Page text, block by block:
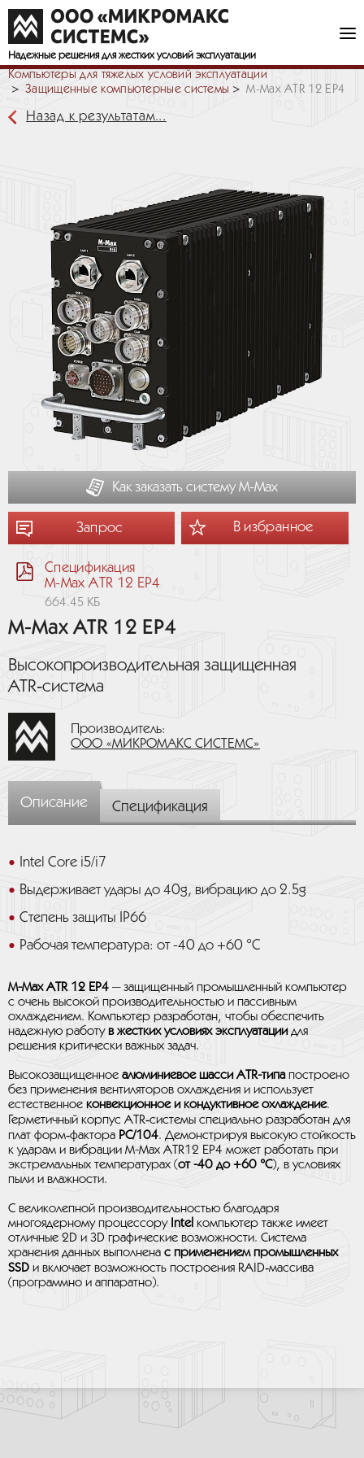
Надежные решения для жестких условий эксплуатации
Компьютеры для тяжелых условий эксплуатации
Защищенные компьютерные системы
M-Max ATR 12 EP4
Назад к результатам...
Как заказать систему М-Мах
Запрос В избранное
Спецификация
M-Max ATR 12 EP4
664.45 КБ
M-Max ATR 12 EP4
Высокопроизводительная защищенная
ATR‑система
Производитель:
ООО «МИКРОМАКС СИСТЕМС»
Описание Спецификация
Intel Core i5/i7
Выдерживает удары до 40g, вибрацию до 2.5g
Степень защиты IP66
Рабочая температура: от -40 до +60 °C
M-Max ATR 12 EP4 — защищенный промышленный компьютер
с очень высокой производительностью и пассивным
охлаждением. Компьютер разработан, чтобы обеспечить
надежную работу в жестких условиях эксплуатациидля
решения критически важных задач.
Высокозащищенное алюминиевое шасси ATR-типапостроено
без применения вентиляторов охлаждения и использует
естественное конвекционное и кондуктивное охлаждение.
Герметичный корпус ATR‑системы специально разработан для
плат форм‑фактора PC/104. Демонстрируя высокую стойкость
к ударам и вибрации M-Max ATR12 EP4 может работать при
экстремальных температурах (от -40 до +60 °C), в условиях
пыли и влажности.
С великолепной производительностью благодаря
многоядерному процессору Intel компьютер также имеет
отличные 2D и 3D графические возможности. Система
хранения данных выполнена с применением промышленных
SSD и включает возможность построения RAID‑массива
(программно и аппаратно).